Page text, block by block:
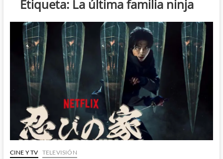
Etiqueta: La última familia ninja
CINE Y TV TELEVISIÓN